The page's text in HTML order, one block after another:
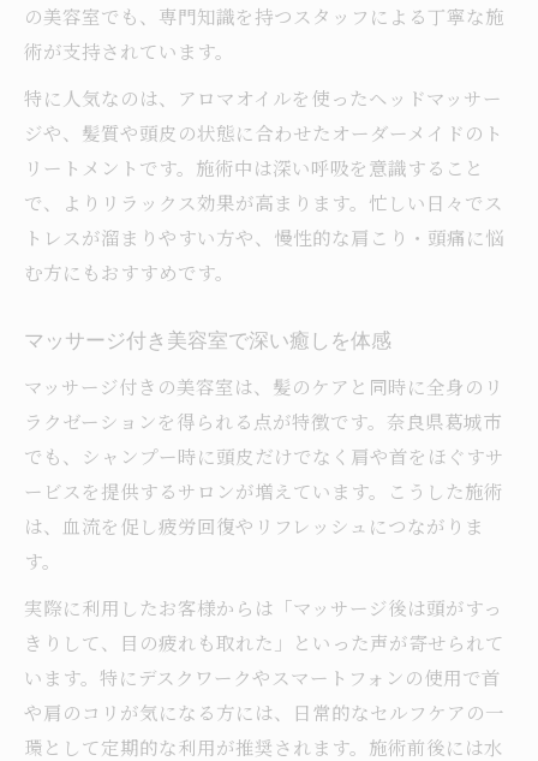
の美容室でも、専門知識を持つスタッフによる丁寧な施
術が支持されています。
特に人気なのは、アロマオイルを使ったヘッドマッサー
ジや、髪質や頭皮の状態に合わせたオーダーメイドのト
リートメントです。施術中は深い呼吸を意識すること
で、よりリラックス効果が高まります。忙しい日々でス
トレスが溜まりやすい方や、慢性的な肩こり・頭痛に悩
む方にもおすすめです。
マッサージ付き美容室で深い癒しを体感
マッサージ付きの美容室は、髪のケアと同時に全身のリ
ラクゼーションを得られる点が特徴です。奈良県葛城市
でも、シャンプー時に頭皮だけでなく肩や首をほぐすサ
ービスを提供するサロンが増えています。こうした施術
は、血流を促し疲労回復やリフレッシュにつながりま
す。
実際に利用したお客様からは「マッサージ後は頭がすっ
きりして、目の疲れも取れた」といった声が寄せられて
います。特にデスクワークやスマートフォンの使用で首
や肩のコリが気になる方には、日常的なセルフケアの一
環として定期的な利用が推奨されます。施術前後には水